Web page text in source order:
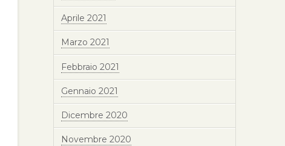
Aprile 2021
Marzo 2021
Febbraio 2021
Gennaio 2021
Dicembre 2020
Novembre 2020